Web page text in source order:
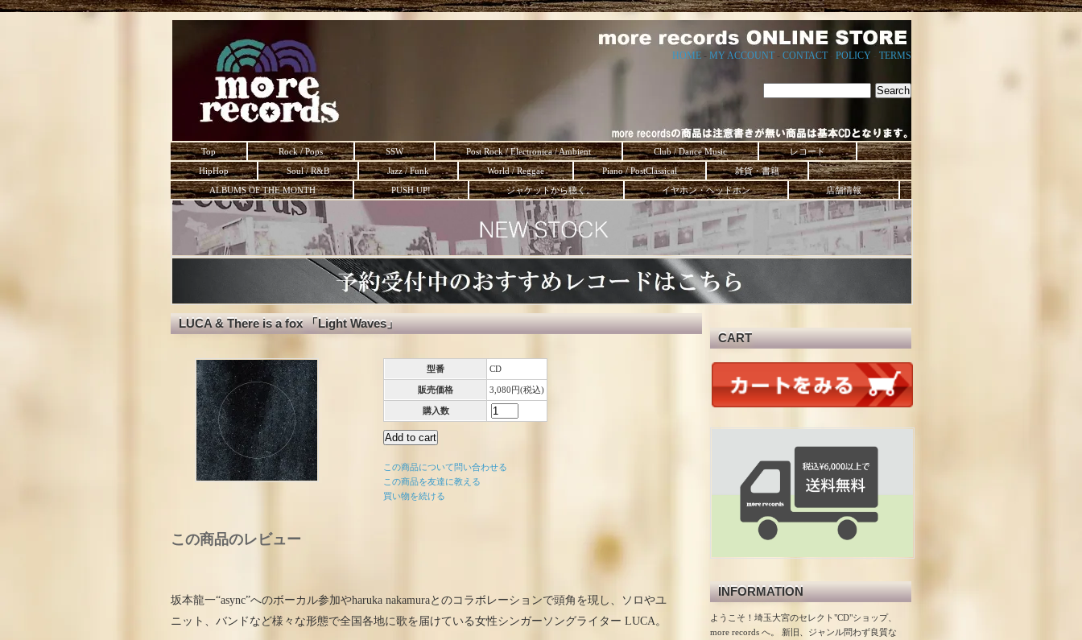
HOME - MY ACCOUNT - CONTACT- POLICY TERMS
Top Rock / Pops SSW Post Rock / Electronica / Ambient Club / Dance Music
レコード
HipHop
Soul / R&B Jazz / Funk World / Reggae Piano / PostClassical
雑貨・書籍
ALBUMS OF THE MONTH
PUSH UP! ジャケットから聴く。 イヤホン・ヘッドホン 店舗情報
LUCA & There is a fox 「Light Waves」
型番 CD
販売価格 3,080円(税込)
購入数
この商品について問い合わせる
この商品を友達に教える
買い物を続ける
この商品のレビュー
坂本龍一“async”へのボーカル参加やharuka nakamuraとのコラボレーションで頭角を現し、ソロやユ
ニット、バンドなど様々な形態で全国各地に歌を届けている女性シンガーソングライター LUCA。
CART
INFORMATION
ようこそ！埼玉大宮のセレクト"CD"ショップ、
more records へ。 新旧、ジャンル問わず良質な